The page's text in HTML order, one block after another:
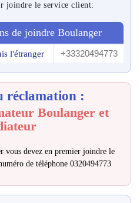
joindre le service client:
de joindre Boulanger
l'étranger +33320494773
réclamation :
Boulanger et
vous devez en premier joindre le
de téléphone 0320494773